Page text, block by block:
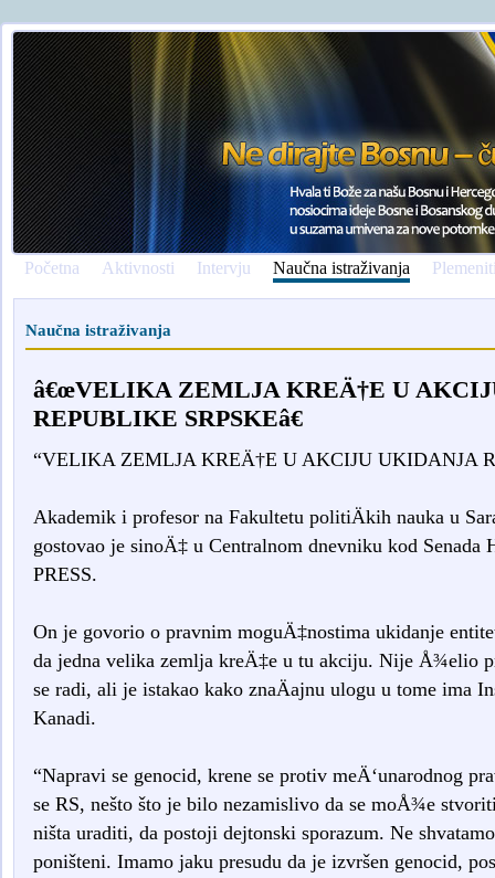
Početna Aktivnosti Intervju Naučna istraživanja
Naučna istraživanja
â€œVELIKA ZEMLJA KREÄ†E U
REPUBLIKE SRPSKEâ€
“VELIKA ZEMLJA KREÄ†E U AKCIJU UKIDANJA
Akademik i profesor na Fakultetu politiÄkih nauka u
gostovao je sinoÄ‡ u Centralnom dnevniku kod
PRESS.
On je govorio o pravnim moguÄ‡nostima ukidanje
da jedna velika zemlja kreÄ‡e u tu akciju. Nije Å¾elio
se radi, ali je istakao kako znaÄajnu ulogu u tome ima
Kanadi.
“Napravi se genocid, krene se protiv meÄ‘unarodnog
se RS, nešto što je bilo nezamislivo da se moÅ¾e
ništa uraditi, da postoji dejtonski sporazum. Ne
poništeni. Imamo jaku presudu da je izvršen genocid,